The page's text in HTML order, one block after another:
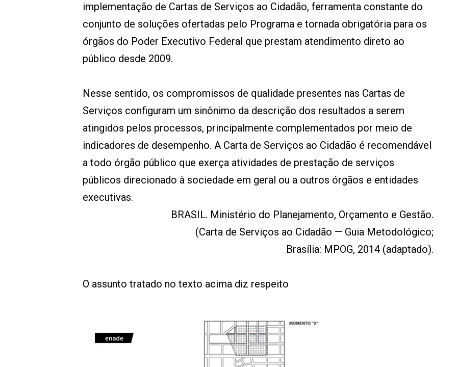
implementação de Cartas de Serviços ao Cidadão, ferramenta constante do
conjunto de soluções ofertadas pelo Programa e tornada obrigatória para os
órgãos do Poder Executivo Federal que prestam atendimento direto ao
público desde 2009.
Nesse sentido, os compromissos de qualidade presentes nas Cartas de
Serviços configuram um sinônimo da descrição dos resultados a serem
atingidos pelos processos, principalmente complementados por meio de
indicadores de desempenho. A Carta de Serviços ao Cidadão é recomendável
a todo órgão público que exerça atividades de prestação de serviços
públicos direcionado à sociedade em geral ou a outros órgãos e entidades
executivas.
BRASIL. Ministério do Planejamento, Orçamento e Gestão.
(Carta de Serviços ao Cidadão — Guia Metodológico;
Brasília: MPOG, 2014 (adaptado).
O assunto tratado no texto acima diz respeito